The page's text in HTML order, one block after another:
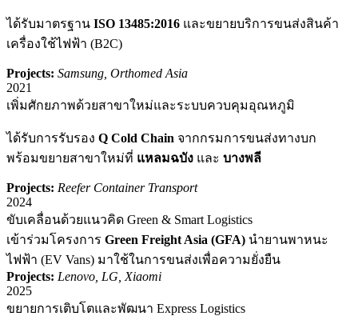
ได้รับมาตรฐาน ISO 13485:2016 และขยายบริการขนส่งสินค้า
เครื่องใช้ไฟฟ้า (B2C)
Projects: Samsung, Orthomed Asia
2021
เพิ่มศักยภาพด้วยสาขาใหม่และระบบควบคุมอุณหภูมิ
ได้รับการรับรอง Q Cold Chain จากกรมการขนส่งทางบก
พร้อมขยายสาขาใหม่ที่ แหลมฉบัง และ บางพลี
Projects: Reefer Container Transport
2024
ขับเคลื่อนด้วยแนวคิด Green & Smart Logistics
เข้าร่วมโครงการ Green Freight Asia (GFA) นำยานพาหนะ
ไฟฟ้า (EV Vans) มาใช้ในการขนส่งเพื่อความยั่งยืน
Projects: Lenovo, LG, Xiaomi
2025
ขยายการเติบโตและพัฒนา Express Logistics